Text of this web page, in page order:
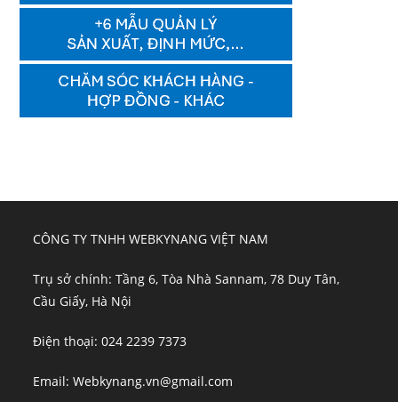
CÔNG TY TNHH WEBKYNANG VIỆT NAM
Trụ sở chính: Tầng 6, Tòa Nhà Sannam, 78 Duy Tân,
Cầu Giấy, Hà Nội
Điện thoại: 024 2239 7373
Email: Webkynang.vn@gmail.com